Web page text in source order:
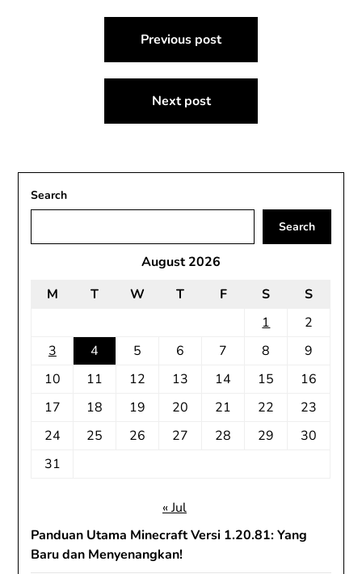
navigation
Previous post
Next post
Search
Search
August 2026
M
T W T F S
S
1
2
3
4 5 6 7 8
9
10
11 12 13 14 15
16
17
18 19 20 21 22
23
24
25 26 27 28 29
30
31
« Jul
Panduan Utama Minecraft Versi 1.20.81: Yang
Baru dan Menyenangkan!